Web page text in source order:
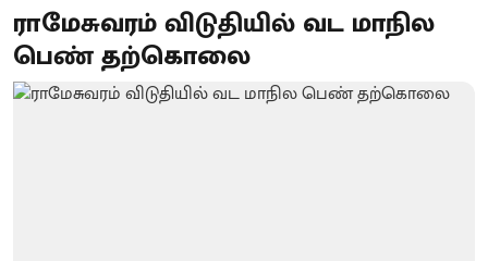
ராமேசுவரம் விடுதியில் வட மாநில
பெண் தற்கொலை